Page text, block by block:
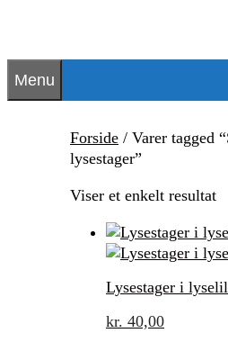
indhold
Menu
Forside / Varer tagged
lysestager”
Viser et enkelt resultat
Lysestager i
kr. 40,00